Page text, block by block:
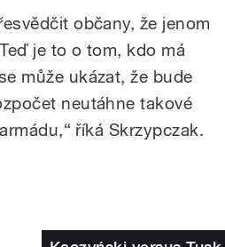
občany, že jenom
je to o tom, kdo má
může ukázat, že bude
neutáhne takové
říká Skrzypczak.